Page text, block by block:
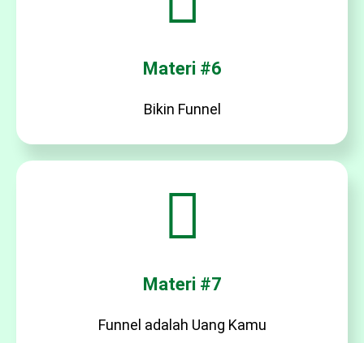
Materi #6
Bikin Funnel
Materi #7
Funnel adalah Uang Kamu